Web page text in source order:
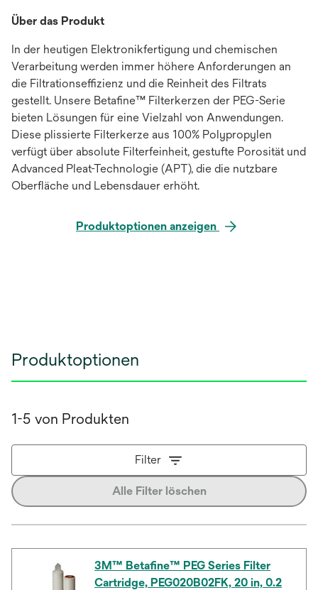
Über das Produkt
In der heutigen Elektronikfertigung und chemischen
Verarbeitung werden immer höhere Anforderungen an
die Filtrationseffizienz und die Reinheit des Filtrats
gestellt. Unsere Betafine™ Filterkerzen der PEG-Serie
bieten Lösungen für eine Vielzahl von Anwendungen.
Diese plissierte Filterkerze aus 100% Polypropylen
verfügt über absolute Filterfeinheit, gestufte Porosität und
Advanced Pleat-Technologie (APT), die die nutzbare
Oberfläche und Lebensdauer erhöht.
Produktoptionen anzeigen
Produktoptionen
1-5 von Produkten
Filter
Alle Filter löschen
3M™ Betafine™ PEG Series Filter
Cartridge, PEG020B02FK, 20 in, 0.2